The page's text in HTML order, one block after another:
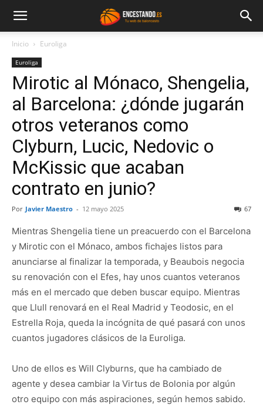
Inicio Euroliga
Euroliga
Mirotic al Mónaco, Shengelia,
al Barcelona: ¿dónde jugarán
otros veteranos como
Clyburn, Lucic, Nedovic o
McKissic que acaban
contrato en junio?
Por Javier Maestro - 12 mayo 2025 67
Mientras Shengelia tiene un preacuerdo con el Barcelona
y Mirotic con el Mónaco, ambos fichajes listos para
anunciarse al finalizar la temporada, y Beaubois negocia
su renovación con el Efes, hay unos cuantos veteranos
más en el mercado que deben buscar equipo. Mientras
que Llull renovará en el Real Madrid y Teodosic, en el
Estrella Roja, queda la incógnita de qué pasará con unos
cuantos jugadores clásicos de la Euroliga.
Uno de ellos es Will Clyburns, que ha cambiado de
agente y desea cambiar la Virtus de Bolonia por algún
otro equipo con más aspiraciones, según hemos sabido.